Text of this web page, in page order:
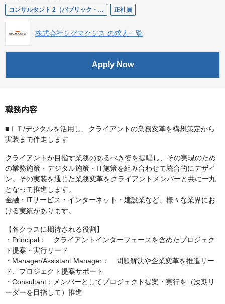
コンサルタント 2（パブリック・クラウド / IT Modernization Sherpa） 正社員
株式会社シグマクシス の求人一覧
Apply Now
職務内容
■ＩＴ/デジタルを活用し、クライアントの業務変革を構想策定から
実装まで伴走します
クライアントが目指す業務のあるべき姿を提唱し、その実現のため
の業務施策・デジタル施策・IT施策を組み合わせて統合的にデザイ
ン。その実装を通じた業務変革をクライアントメンバーと共に一丸
となって推進します。
金融・ITサービス・インターネット・建設業など、様々な業界にお
ける実績があります。
【各クラスに期待される役割】
・Principal： クライアントインターフェースを含めたプロジェク
ト提案・実行リード
・Manager/Assistant Manager： 問題解決や企業変革を推進リー
ド、プロジェクト提案サポート
・Consultant：メンバーとしてプロジェクト提案・実行を（次期リ
ーダーを目指して）推進